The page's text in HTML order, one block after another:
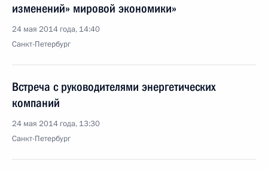
изменений» мировой экономики»
24 мая 2014 года, 14:40
Санкт-Петербург
Встреча с руководителями энергетических
компаний
24 мая 2014 года, 13:30
Санкт-Петербург